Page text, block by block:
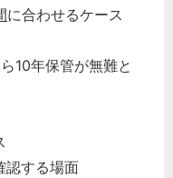
に合わせるケース
10年保管が無難と
認する場面
しますか？